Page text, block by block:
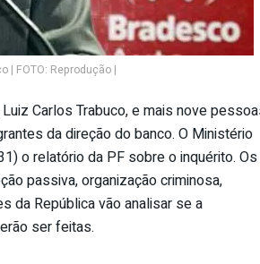
| FOTO: Reprodução |
Carlos Trabuco, e mais nove
da direção do banco. O Ministério
o relatório da PF sobre o inquérito. Os
passiva, organização criminosa,
da República vão analisar se a
ser feitas.